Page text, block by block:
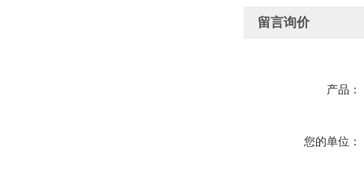
留言询价
产品：
您的单位：